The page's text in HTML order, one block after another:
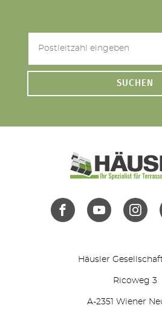
SUCHEN
Häusler
Ricoweg 3
A-2351 Wiener